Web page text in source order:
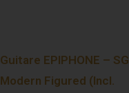
Guitare EPIPHONE – SG
Modern Figured (Incl.